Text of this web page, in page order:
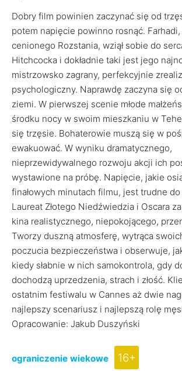
Dobry film powinien zaczynać się od
potem napięcie powinno rosnąć.
cenionego Rozstania, wziął sobie do
Hitchcocka i dokładnie taki jest jego
mistrzowsko zagrany, perfekcyjnie
psychologiczny. Naprawdę zaczyna się
ziemi. W pierwszej scenie młode
środku nocy w swoim mieszkaniu w
się trzęsie. Bohaterowie muszą się w
ewakuować. W wyniku dramatycznego,
nieprzewidywalnego rozwoju akcji ich
wystawione na próbę. Napięcie, jakie
finałowych minutach filmu, jest trudne
Laureat Złotego Niedźwiedzia i Oscara
kina realistycznego, niepokojącego,
Tworzy duszną atmosferę, wytrąca
poczucia bezpieczeństwa i obserwuje,
kiedy słabnie w nich samokontrola, gdy
dochodzą uprzedzenia, strach i złość.
ostatnim festiwalu w Cannes aż dwie
najlepszy scenariusz i najlepszą rolę
Opracowanie: Jakub Duszyński
ograniczenie wiekowe 16+